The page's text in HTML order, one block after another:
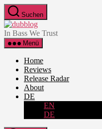
Zum
Inhalt
springen
Suchen
dubblog
In Bass We Trust
Menü
Home
Reviews
Release Radar
About
DE
EN
DE